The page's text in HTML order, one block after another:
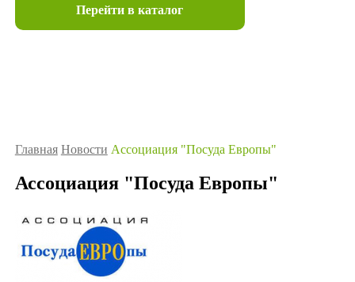
Перейти в каталог
Главная Новости Ассоциация "Посуда Европы"
Ассоциация "Посуда Европы"